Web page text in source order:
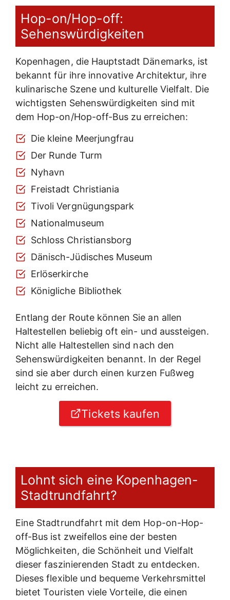
Hop-on/Hop-off:
Sehenswürdigkeiten
Kopenhagen, die Hauptstadt Dänemarks, ist
bekannt für ihre innovative Architektur, ihre
kulinarische Szene und kulturelle Vielfalt. Die
wichtigsten Sehenswürdigkeiten sind mit
dem Hop-on/Hop-off-Bus zu erreichen:
Die kleine Meerjungfrau
Der Runde Turm
Nyhavn
Freistadt Christiania
Tivoli Vergnügungspark
Nationalmuseum
Schloss Christiansborg
Dänisch-Jüdisches Museum
Erlöserkirche
Königliche Bibliothek
Entlang der Route können Sie an allen
Haltestellen beliebig oft ein- und aussteigen.
Nicht alle Haltestellen sind nach den
Sehenswürdigkeiten benannt. In der Regel
sind sie aber durch einen kurzen Fußweg
leicht zu erreichen.
Tickets kaufen
Lohnt sich eine Kopenhagen-
Stadtrundfahrt?
Eine Stadtrundfahrt mit dem Hop-on-Hop-
off-Bus ist zweifellos eine der besten
Möglichkeiten, die Schönheit und Vielfalt
dieser faszinierenden Stadt zu entdecken.
Dieses flexible und bequeme Verkehrsmittel
bietet Touristen viele Vorteile, die einen